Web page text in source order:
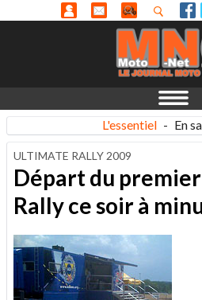
L'essentiel - En
ULTIMATE RALLY 2009
Départ du
Rally ce soir à